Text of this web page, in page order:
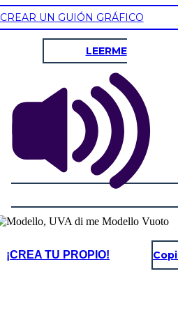
CREAR UN GUIÓN GRÁFICO
LEERME
¡CREA TU PROPIO!